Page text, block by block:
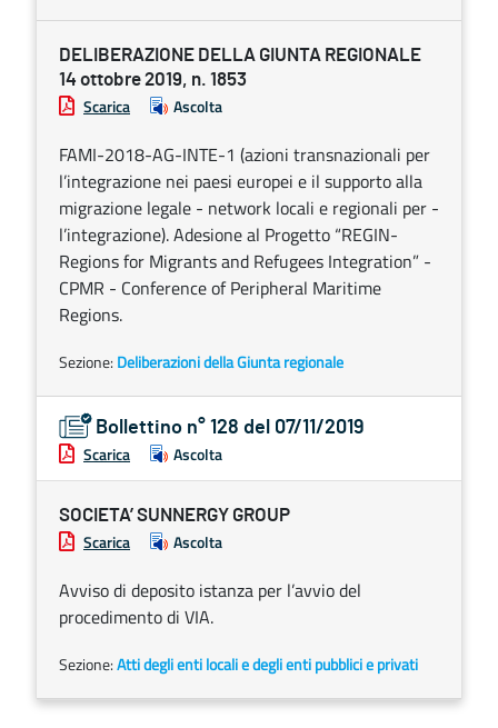
DELIBERAZIONE DELLA GIUNTA REGIONALE
14 ottobre 2019, n. 1853
Scarica Ascolta
FAMI-2018-AG-INTE-1 (azioni transnazionali per
l’integrazione nei paesi europei e il supporto alla
migrazione legale - network locali e regionali per -
l’integrazione). Adesione al Progetto “REGIN-
Regions for Migrants and Refugees Integration” -
CPMR - Conference of Peripheral Maritime
Regions.
Sezione: Deliberazioni della Giunta regionale
Bollettino n° 128 del 07/11/2019
Scarica Ascolta
SOCIETA’ SUNNERGY GROUP
Scarica Ascolta
Avviso di deposito istanza per l’avvio del
procedimento di VIA.
Sezione:Atti degli enti locali e degli enti pubblici e privati